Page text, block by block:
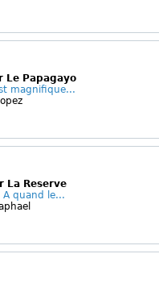
Le Papagayo
magnifique...
La Reserve
quand le...